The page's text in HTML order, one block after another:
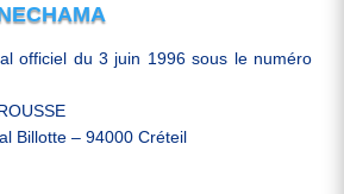
officiel du 3 juin 1996 sous le numéro
Billotte – 94000 Créteil